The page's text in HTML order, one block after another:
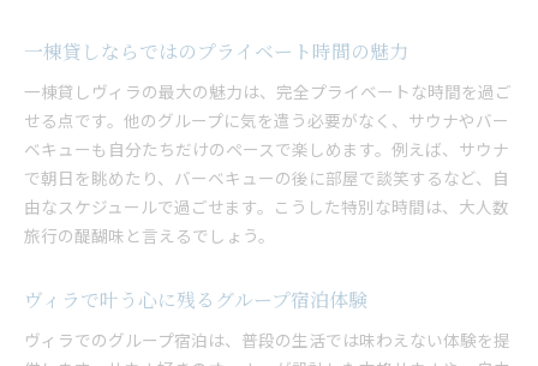
一棟貸しならではのプライベート時間の魅力
一棟貸しヴィラの最大の魅力は、完全プライベートな時間を過ご
せる点です。他のグループに気を遣う必要がなく、サウナやバー
ベキューも自分たちだけのペースで楽しめます。例えば、サウナ
で朝日を眺めたり、バーベキューの後に部屋で談笑するなど、自
由なスケジュールで過ごせます。こうした特別な時間は、大人数
旅行の醍醐味と言えるでしょう。
ヴィラで叶う心に残るグループ宿泊体験
ヴィラでのグループ宿泊は、普段の生活では味わえない体験を提